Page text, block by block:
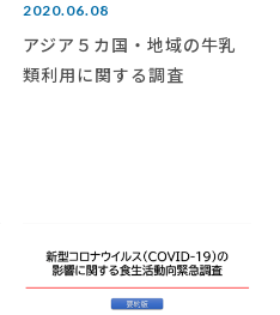
2020.06.08
アジア５カ国・地域の牛乳
類利用に関する調査